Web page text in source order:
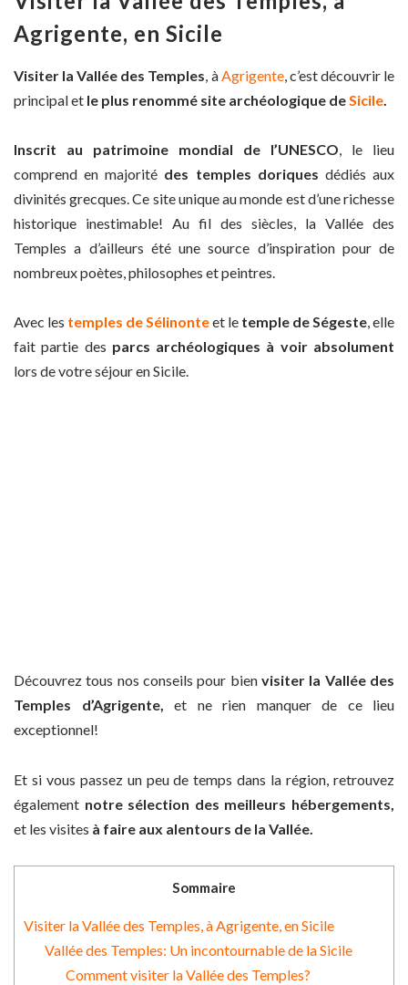
Agrigente, en Sicile
Visiter la Vallée des Temples , à Agrigente, c’est découvrir le
principal et le plus renommé site archéologique de Sicile
Inscrit au patrimoine mondial de l’UNESCO, le lieu
comprend en majorité des temples doriques dédiés aux
divinités grecques. Ce site unique au monde est d’une richesse
historique inestimable! Au fil des siècles, la Vallée des
Temples a d’ailleurs été une source d’inspiration pour de
nombreux poètes, philosophes et peintres.
Avec les temples de Sélinonteet le temple de Ségeste, elle
fait partie des parcs archéologiques à voir absolument
lors de votre séjour en Sicile.
Découvrez tous nos conseils pour bien visiter la Vallée des
Temples d’Agrigente, et ne rien manquer de ce lieu
exceptionnel!
Et si vous passez un peu de temps dans la région, retrouvez
également notre sélection des meilleurs hébergements,
et les visites à faire aux alentours de la Vallée.
Sommaire
Visiter la Vallée des Temples, à Agrigente, en Sicile
Vallée des Temples: Un incontournable de la Sicile
Comment visiter la Vallée des Temples?